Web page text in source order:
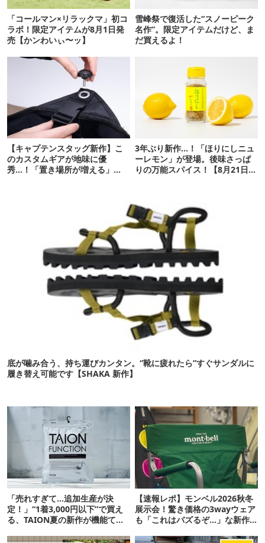
「コールマン×リラックマ」初コ
ラボ！限定アイテムが8月1日発
売【かンわいぃ〜ッ】
雪峰祭で復活した“スノーピーク
名作”。限定アイテムだけど、ま
だ買えるよ！
【キャプテンスタッグ新作】こ
のカスタムギアが地味に優
秀…！「置き場所が増える」
3年ぶり新作…！「ほりにしニュ
ーレモン」が登場。後味さっぱ
りの万能スパイス！【8月21日発
底が噛み合う、持ち運びカンタン。“靴に疲れたら”すぐサンダルに
履き替え可能です【SHAKA 新作】
「売れすぎて…追加生産が決
定！」“1着3,000円以下”で買え
る、TAION夏の新作が機能てん
【速報レポ】モンベル2026秋冬
展示会！驚き価格の3wayウェア
も「これはバズるぞ…」な新作